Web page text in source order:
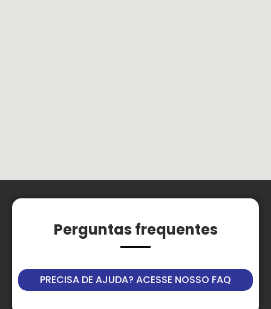
Perguntas frequentes
PRECISA DE AJUDA? ACESSE NOSSO FAQ